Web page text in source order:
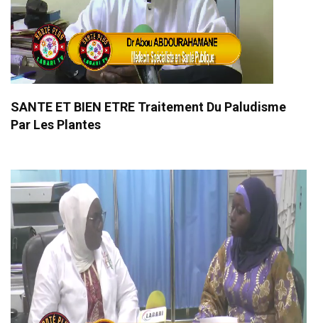
SANTE ET BIEN ETRE Traitement Du Paludisme
Par Les Plantes